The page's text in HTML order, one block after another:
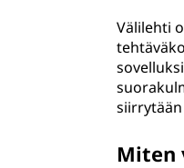
Välilehti
Miten